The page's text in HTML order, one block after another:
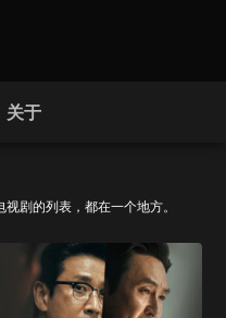
关于
剧的列表，都在一个地方。